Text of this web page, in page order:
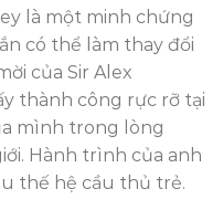
là một minh chứng
có thể làm thay đổi
của Sir Alex
thành công rực rỡ tại
mình trong lòng
Hành trình của anh
thế hệ cầu thủ trẻ.